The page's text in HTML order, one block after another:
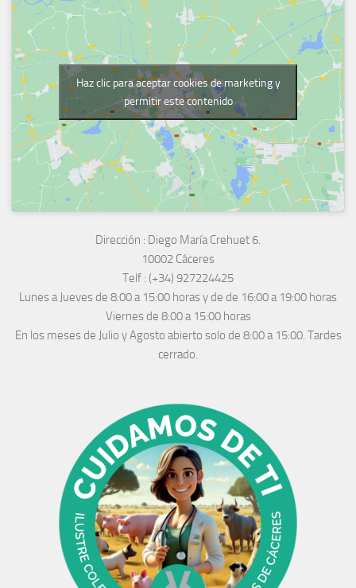
Haz clic para aceptar cookies de marketing y
permitir este contenido
Dirección : Diego María Crehuet 6.
10002 Cáceres
Telf : (+34) 927224425
Lunes a Jueves de 8:00 a 15:00 horas y de de 16:00 a 19:00 horas
Viernes de 8:00 a 15:00 horas
En los meses de Julio y Agosto abierto solo de 8:00 a 15:00. Tardes
cerrado.